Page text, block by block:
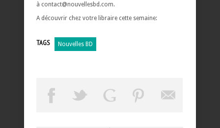
à contact@nouvellesbd.com.
A découvrir chez votre libraire cette semaine:
TAGS Nouvelles BD